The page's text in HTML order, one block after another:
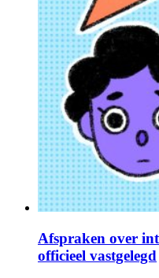
Afspraken over
officieel vastgelegd